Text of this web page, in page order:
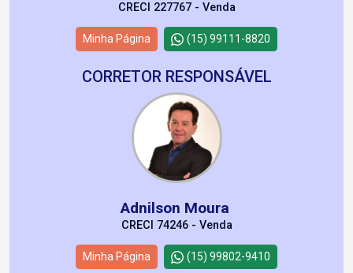
CRECI 227767 - Venda
Minha Página (15) 99111-8820
CORRETOR RESPONSÁVEL
Adnilson Moura
CRECI 74246 - Venda
Minha Página (15) 99802-9410